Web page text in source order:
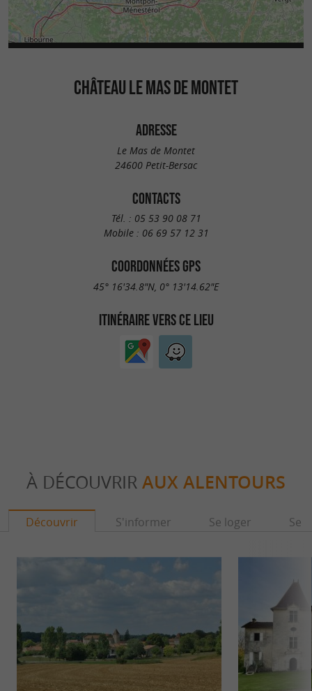
CHÂTEAU LE MAS DE MONTET
ADRESSE
Le Mas de Montet
24600 Petit-Bersac
CONTACTS
Tél. : 05 53 90 08 71
Mobile : 06 69 57 12 31
COORDONNÉES GPS
45° 16'34.8"N, 0° 13'14.62"E
ITINÉRAIRE VERS CE LIEU
À DÉCOUVRIR AUX ALENTOURS
Découvrir S'informer Se loger Se